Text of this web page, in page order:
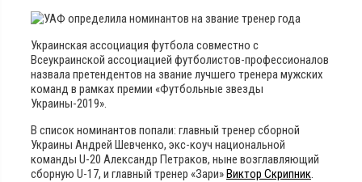
Украинская ассоциация футбола совместно с
Всеукраинской ассоциацией футболистов-профессионалов
назвала претендентов на звание лучшего тренера мужских
команд в рамках премии «Футбольные звезды
Украины-2019».
В список номинантов попали: главный тренер сборной
Украины Андрей Шевченко, экс-коуч национальной
команды U-20 Александр Петраков, ныне возглавляющий
сборную U-17, и главный тренер «Зари»Виктор Скрипник.